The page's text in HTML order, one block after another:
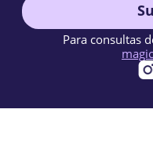
Para consultas